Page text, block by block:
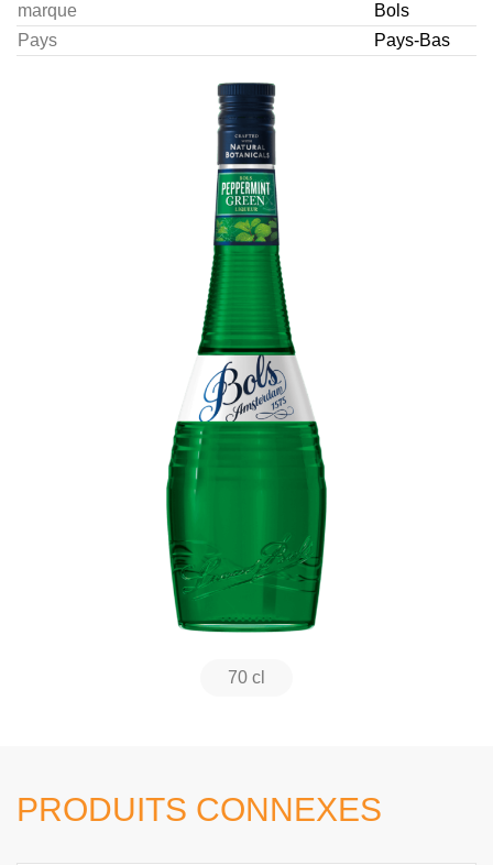
marque
Bols
Pays
Pays-Bas
70 cl
PRODUITS CONNEXES